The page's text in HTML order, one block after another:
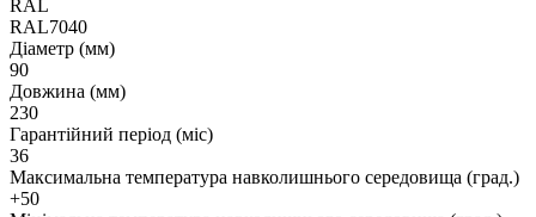
RAL
RAL7040
Діаметр (мм)
90
Довжина (мм)
230
Гарантійний період (міс)
36
Максимальна температура навколишнього середовища (град.)
+50